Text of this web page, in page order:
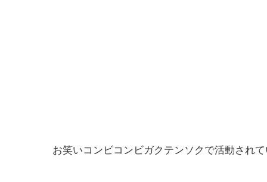
お笑いコンビコンビガクテンソクで活動され